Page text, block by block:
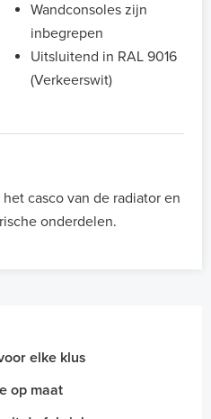
Wandconsoles zijn
inbegrepen
Uitsluitend in RAL 9016
(Verkeerswit)
casco van de radiator en
onderdelen.
elke klus
op maat